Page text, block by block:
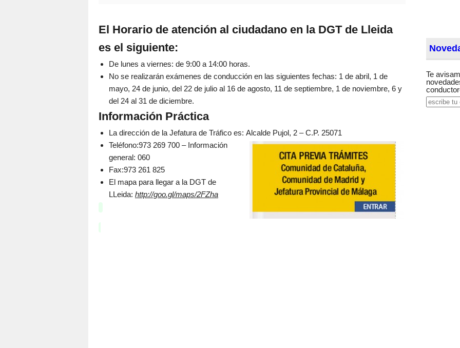
El Horario de atención al ciudadano en la DGT de Lleida
es el siguiente:
De lunes a viernes: de 9:00 a 14:00 horas.
No se realizarán exámenes de conducción en las siguientes fechas: 1 de abril, 1 de
mayo, 24 de junio, del 22 de julio al 16 de agosto, 11 de septiembre, 1 de noviembre, 6 y
del 24 al 31 de diciembre.
Información Práctica
La dirección de la Jefatura de Tráfico es: Alcalde Pujol, 2 – C.P. 25071
Teléfono:973 269 700 – Información
general: 060
Fax:973 261 825
El mapa para llegar a la DGT de
LLeida: http://goo.gl/maps/2FZha
Te